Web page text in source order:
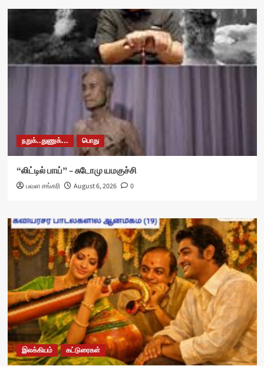
நறுக்..துணுக்... பொது
“லிட்டில் பாய்” – சுடோமு யமகுச்சி
பவள சங்கரி August 6, 2026 0
இலக்கியம் கட்டுரைகள்